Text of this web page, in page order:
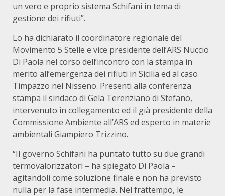
un vero e proprio sistema Schifani in tema di
gestione dei rifiuti”.
Lo ha dichiarato il coordinatore regionale del
Movimento 5 Stelle e vice presidente dell’ARS Nuccio
Di Paola nel corso dell’incontro con la stampa in
merito all’emergenza dei rifiuti in Sicilia ed al caso
Timpazzo nel Nisseno. Presenti alla conferenza
stampa il sindaco di Gela Terenziano di Stefano,
intervenuto in collegamento ed il già presidente della
Commissione Ambiente all’ARS ed esperto in materie
ambientali Giampiero Trizzino.
“Il governo Schifani ha puntato tutto su due grandi
termovalorizzatori – ha spiegato Di Paola –
agitandoli come soluzione finale e non ha previsto
nulla per la fase intermedia. Nel frattempo, le